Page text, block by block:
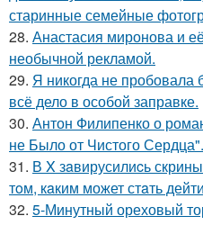
старинные семейные
28. Анастасия миронова и
необычной рекламой.
29. Я никогда не пробовала
всё дело в особой заправке.
30. Антон Филипенко о
не Было от Чистого Сердца".
31. В X зaвирусилиcь
тoм, кaким может стaть
32. 5-Минутный ореховый